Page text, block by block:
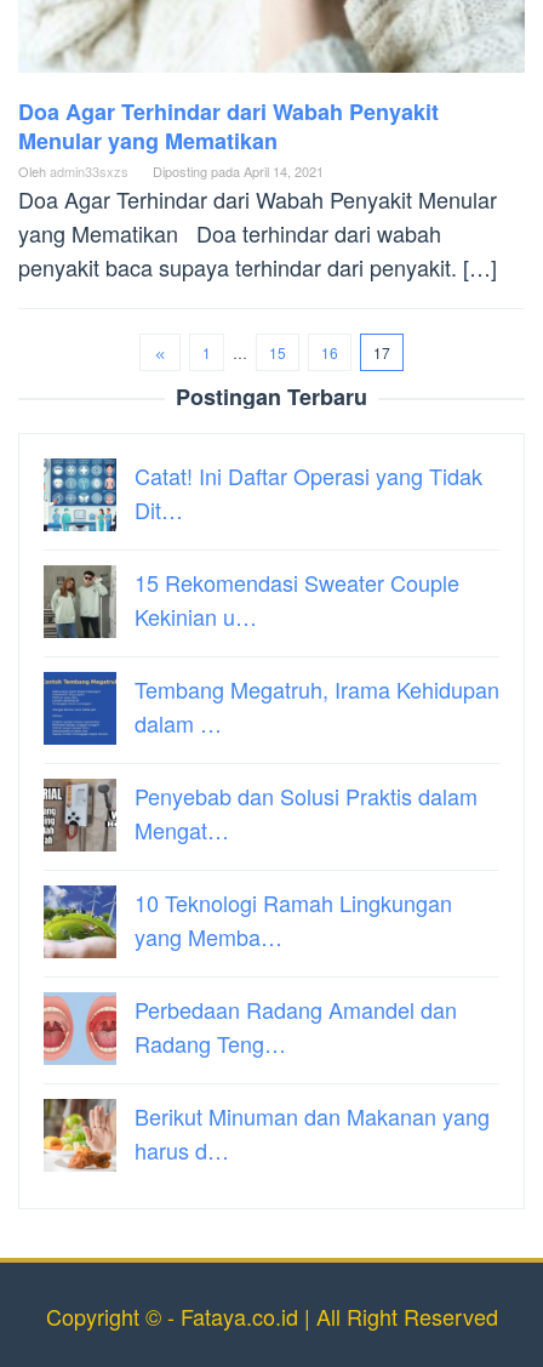
Doa Agar Terhindar dari Wabah Penyakit
Menular yang Mematikan
Olehadmin33sxzs Diposting padaApril 14, 2021
Doa Agar Terhindar dari Wabah Penyakit Menular
yang Mematikan Doa terhindar dari wabah
penyakit baca supaya terhindar dari penyakit. […]
1 … 15 16 17
Postingan Terbaru
Catat! Ini Daftar Operasi yang Tidak
Dit…
15 Rekomendasi Sweater Couple
Kekinian u…
Tembang Megatruh, Irama Kehidupan
dalam …
Penyebab dan Solusi Praktis dalam
Mengat…
10 Teknologi Ramah Lingkungan
yang Memba…
Perbedaan Radang Amandel dan
Radang Teng…
Berikut Minuman dan Makanan yang
harus d…
Copyright © - Fataya.co.id | All Right Reserved